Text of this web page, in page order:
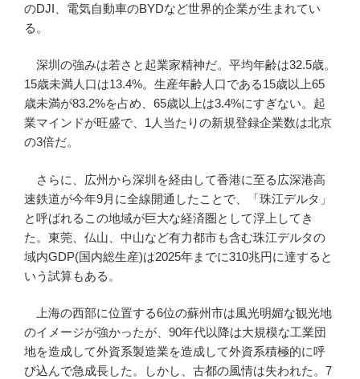
のDJI、電気自動車のBYDなど世界的企業が生まれてい
る。
深圳の強みは若さと起業家精神だ。平均年齢は32.5歳。
15歳未満人口は13.4%。生産年齢人口である15歳以上65
歳未満が83.2%を占め、65歳以上は3.4%にすぎない。起
業マインドが旺盛で、1人当たりの新規登録企業数は北京
の3倍だ。
さらに、広州から深圳を経由して香港に至る広深港高
速鉄道が今年9月に全線開通したことで、「珠江デルタ」
と呼ばれるこの地域が巨大な経済圏として浮上してき
た。東莞、仏山、中山など有力都市も含む珠江デルタの
域内GDP(国内総生産)は2025年までに310兆円に達すると
いう試算もある。
上海の西部に位置する6位の蘇州市は風光明媚な観光地
のイメージが強かったが、90年代以降は大規模な工業団
地を造成して外資系製造業を造成して外資系積極的に呼
び込んで急成長した。しかし、古都の風情は失われた。7